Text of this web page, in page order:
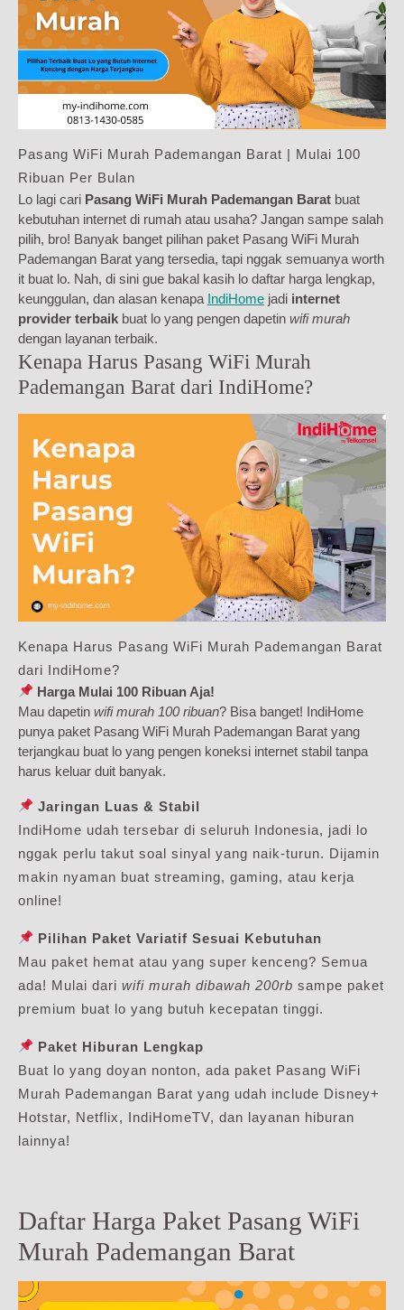
Pasang WiFi Murah Pademangan Barat | Mulai 100
Ribuan Per Bulan
Lo lagi cari Pasang WiFi Murah Pademangan Barat buat
kebutuhan internet di rumah atau usaha? Jangan sampe salah
pilih, bro! Banyak banget pilihan paket Pasang WiFi Murah
Pademangan Barat yang tersedia, tapi nggak semuanya worth
it buat lo. Nah, di sini gue bakal kasih lo daftar harga lengkap,
keunggulan, dan alasan kenapa IndiHome jadi internet
provider terbaik buat lo yang pengen dapetin wifi murah
dengan layanan terbaik.
Kenapa Harus Pasang WiFi Murah
Pademangan Barat dari IndiHome?
Kenapa Harus Pasang WiFi Murah Pademangan Barat
dari IndiHome?
Harga Mulai 100 Ribuan Aja!
Mau dapetin wifi murah 100 ribuan? Bisa banget! IndiHome
punya paket Pasang WiFi Murah Pademangan Barat yang
terjangkau buat lo yang pengen koneksi internet stabil tanpa
harus keluar duit banyak.
Jaringan Luas & Stabil
IndiHome udah tersebar di seluruh Indonesia, jadi lo
nggak perlu takut soal sinyal yang naik-turun. Dijamin
makin nyaman buat streaming, gaming, atau kerja
online!
Pilihan Paket Variatif Sesuai Kebutuhan
Mau paket hemat atau yang super kenceng? Semua
ada! Mulai dari wifi murah dibawah 200rb sampe paket
premium buat lo yang butuh kecepatan tinggi.
Paket Hiburan Lengkap
Buat lo yang doyan nonton, ada paket Pasang WiFi
Murah Pademangan Barat yang udah include Disney+
Hotstar, Netflix, IndiHomeTV, dan layanan hiburan
lainnya!
Daftar Harga Paket Pasang WiFi
Murah Pademangan Barat